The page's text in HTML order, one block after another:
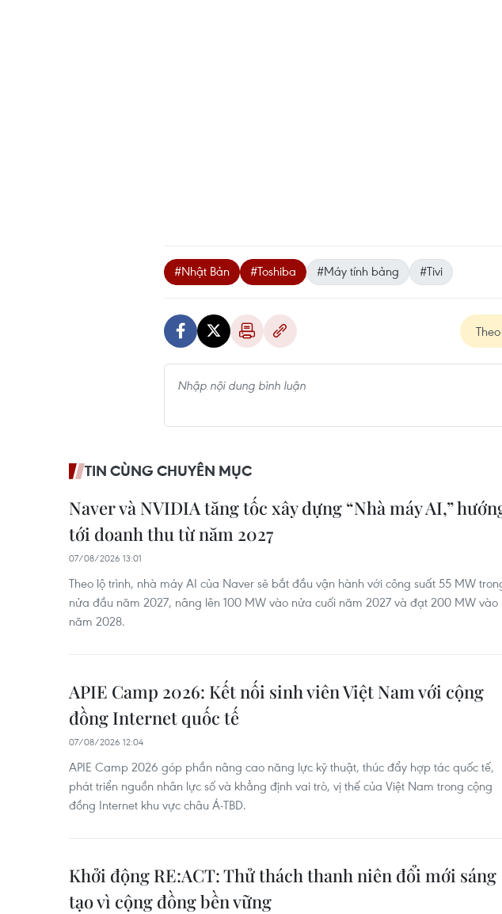
#Nhật Bản #Toshiba #Máy tính bảng #Tivi
TIN CÙNG CHUYÊN MỤC
Naver và NVIDIA tăng tốc xây dựng “Nhà máy AI,”
tới doanh thu từ năm 2027
07/08/2026 13:01
Theo lộ trình, nhà máy AI của Naver sẽ bắt đầu vận hành với công suất 55 MW
nửa đầu năm 2027, nâng lên 100 MW vào nửa cuối năm 2027 và đạt 200 MW vào
năm 2028.
APIE Camp 2026: Kết nối sinh viên Việt Nam với cộng
đồng Internet quốc tế
07/08/2026 12:04
APIE Camp 2026 góp phần nâng cao năng lực kỹ thuật, thúc đẩy hợp tác quốc tế,
phát triển nguồn nhân lực số và khẳng định vai trò, vị thế của Việt Nam trong cộng
đồng Internet khu vực châu Á-TBD.
Khởi động RE:ACT: Thử thách thanh niên đổi mới sáng
tạo vì cộng đồng bền vững